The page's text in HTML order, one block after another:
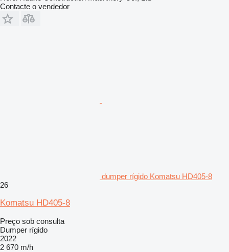
Contacte o vendedor
dumper rígido Komatsu HD405-8
26
Komatsu HD405-8
Preço sob consulta
Dumper rígido
2022
2 670 m/h